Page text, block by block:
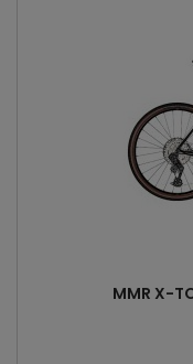
MMR X-